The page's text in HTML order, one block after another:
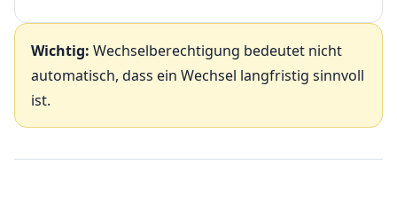
Wichtig: Wechselberechtigung bedeutet nicht
automatisch, dass ein Wechsel langfristig sinnvoll
ist.